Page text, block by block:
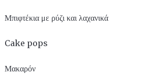
Μπιφτέκια με ρύζι και λαχανικά
Cake pops
Μακαρόν